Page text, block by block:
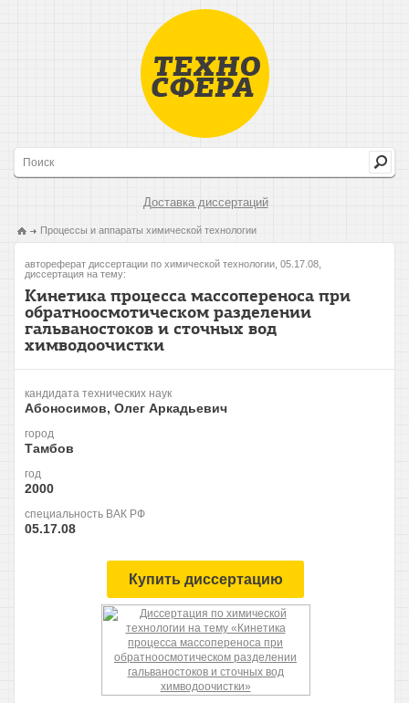
Доставка диссертаций
Процессы и аппараты химической технологии
автореферат диссертации по химической технологии, 05.17.08,
диссертация на тему:
Кинетика процесса массопереноса при
обратноосмотическом разделении
гальваностоков и сточных вод
химводоочистки
кандидата технических наук
Абоносимов, Олег Аркадьевич
город
Тамбов
год
2000
специальность ВАК РФ
05.17.08
Купить диссертацию